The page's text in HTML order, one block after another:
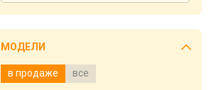
МОДЕЛИ
в продаже все